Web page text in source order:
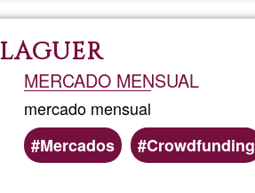
MERCADO MENSUAL
mercado mensual
Mercados
Crowdfunding